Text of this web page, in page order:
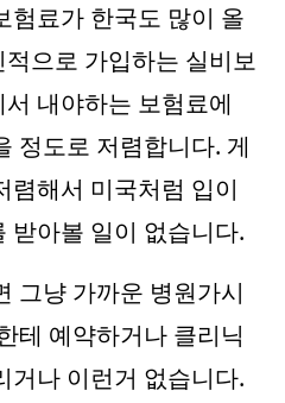
험료가 한국도 많이 올
으로 가입하는 실비보
내야하는 보험료에
정도로 저렴합니다. 게
렴해서 미국처럼 입이
받아볼 일이 없습니다.
그냥 가까운 병원가시
테 예약하거나 클리닉
거나 이런거 없습니다.